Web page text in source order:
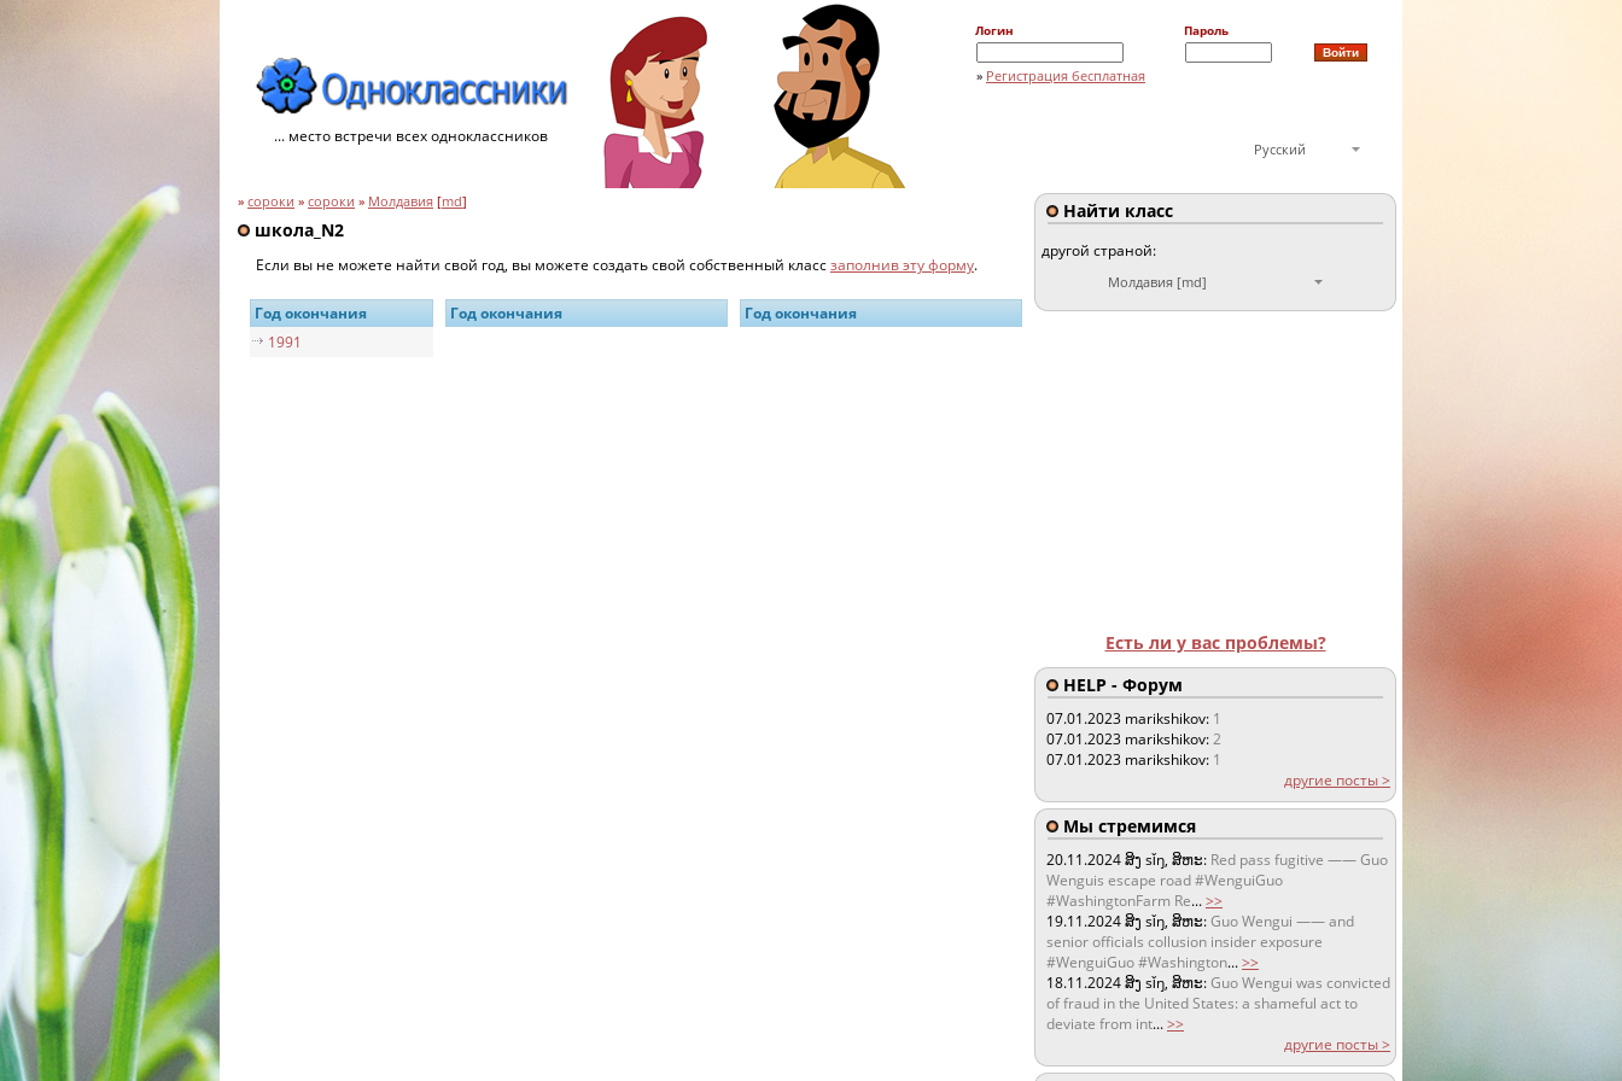
... место встречи всех одноклассников
Логин Пароль
» Регистрация бесплатная
Русский
» сороки » сороки » Молдавия [md]
школа_N2
Если вы не можете найти свой год, вы можете создать свой собственный классзаполнив эту форму.
Год окончания Год окончания
Год окончания
1991
Найти класс
другой страной:
Молдавия [md]
Есть ли у вас проблемы?
HELP - Форум
07.01.2023 marikshikov: 1
07.01.2023 marikshikov:2
07.01.2023 marikshikov: 1
другие посты >
Мы стремимся
20.11.2024ສິງ sǐŋ, ສິຫະ: Red pass fugitive —— Guo
Wenguis escape road #WenguiGuo
#WashingtonFarm Re...>>
19.11.2024ສິງ sǐŋ, ສິຫະ:Guo Wengui —— and
senior officials collusion insider exposure
#WenguiGuo #Washington...>>
18.11.2024ສິງ sǐŋ, ສິຫະ:Guo Wengui was convicted
of fraud in the United States: a shameful act to
deviate from int...>>
другие посты >